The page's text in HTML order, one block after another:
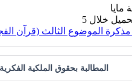
مايا
خلال 5
مذكرة الموضوع الثالث (قرآن
المطالبة بحقوق الملكية الفكرية